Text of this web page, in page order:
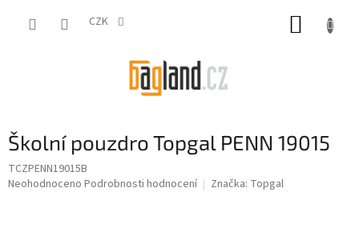
CZK
Školní pouzdro Topgal PENN 19015
TCZPENN19015B
Průměrné
Neohodnoceno Podrobnosti hodnocení Značka: Topgal